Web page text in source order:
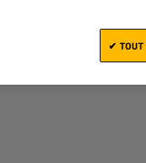
✔ TOUT